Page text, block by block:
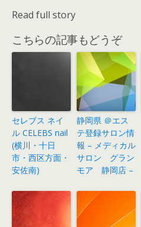
Read full story
こちらの記事もどうぞ
セレブス ネイ
ル CELEBS nail
(横川・十日
市・西区方面・
安佐南)
静岡県 ＠エス
テ登録サロン情
報 – メディカル
サロン グラン
モア 静岡店 –